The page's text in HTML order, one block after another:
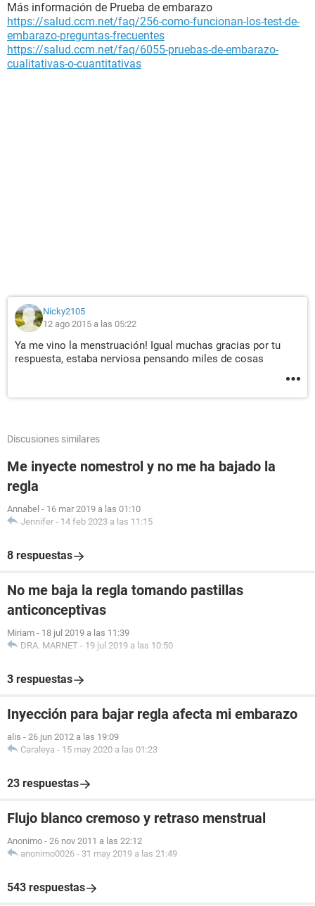
Más información de Prueba de embarazo
https://salud.ccm.net/faq/256-como-funcionan-los-test-de-
embarazo-preguntas-frecuentes
https://salud.ccm.net/faq/6055-pruebas-de-embarazo-
cualitativas-o-cuantitativas
Nicky2105
12 ago 2015 a las 05:22
Ya me vino la menstruación! Igual muchas gracias por tu
respuesta, estaba nerviosa pensando miles de cosas
Discusiones similares
Me inyecte nomestrol y no me ha bajado la
regla
Annabel - 16 mar 2019 a las 01:10
Jennifer - 14 feb 2023 a las 11:15
8 respuestas
No me baja la regla tomando pastillas
anticonceptivas
Miriam - 18 jul 2019 a las 11:39
DRA. MARNET - 19 jul 2019 a las 10:50
3 respuestas
Inyección para bajar regla afecta mi embarazo
alis - 26 jun 2012 a las 19:09
Caraleya - 15 may 2020 a las 01:23
23 respuestas
Flujo blanco cremoso y retraso menstrual
Anonimo - 26 nov 2011 a las 22:12
anonimo0026 - 31 may 2019 a las 21:49
543 respuestas